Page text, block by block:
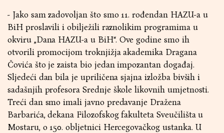
- Jako sam zadovoljan što smo 11. rođendan HAZU-a u
BiH proslavili i obilježili raznolikim programima u
okviru „Dana HAZU-a u BiH“. Ove godine smo ih
otvorili promocijom troknjižja akademika Dragana
Čovića što je zaista bio jedan impozantan događaj.
Sljedeći dan bila je upriličena sjajna izložba bivših i
sadašnjih profesora Srednje škole likovnih umjetnosti.
Treći dan smo imali javno predavanje Dražena
Barbarića, dekana Filozofskog fakulteta Sveučilišta u
Mostaru, o 150. obljetnici Hercegovačkog ustanka. U